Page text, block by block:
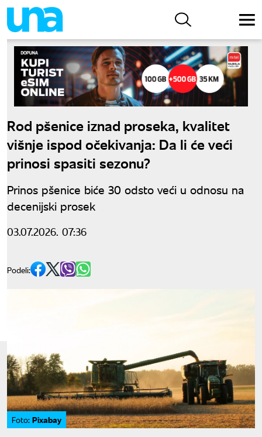
Rod pšenice iznad proseka, kvalitet
višnje ispod očekivanja: Da li će veći
prinosi spasiti sezonu?
Prinos pšenice biće 30 odsto veći u odnosu na
decenijski prosek
03.07.2026. 07:36
Podeli:
Foto: Pixabay